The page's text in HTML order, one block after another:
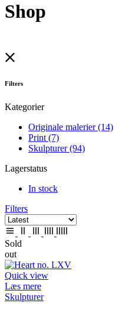
Shop
Filters
Kategorier
Originale malerier(14)
Print (7)
Skulpturer(94)
Lagerstatus
In stock
Filters
Sold
out
Quick view
Læs mere
Skulpturer